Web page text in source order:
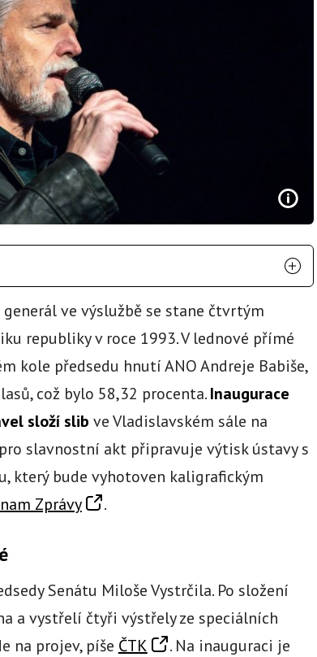
ve výslužbě se stane čtvrtým
republiky v roce 1993. V lednové přímé
kole předsedu hnutí ANO Andreje Babiše,
což bylo 58,32 procenta.Inaugurace
složí slib ve Vladislavském sále na
slavnostní akt připravuje výtisk ústavy s
který bude vyhotoven kaligrafickým
Zprávy .
Senátu Miloše Vystrčila. Po složení
a vystřelí čtyři výstřely ze speciálních
na projev, píše ČTK
. Na inauguraci je